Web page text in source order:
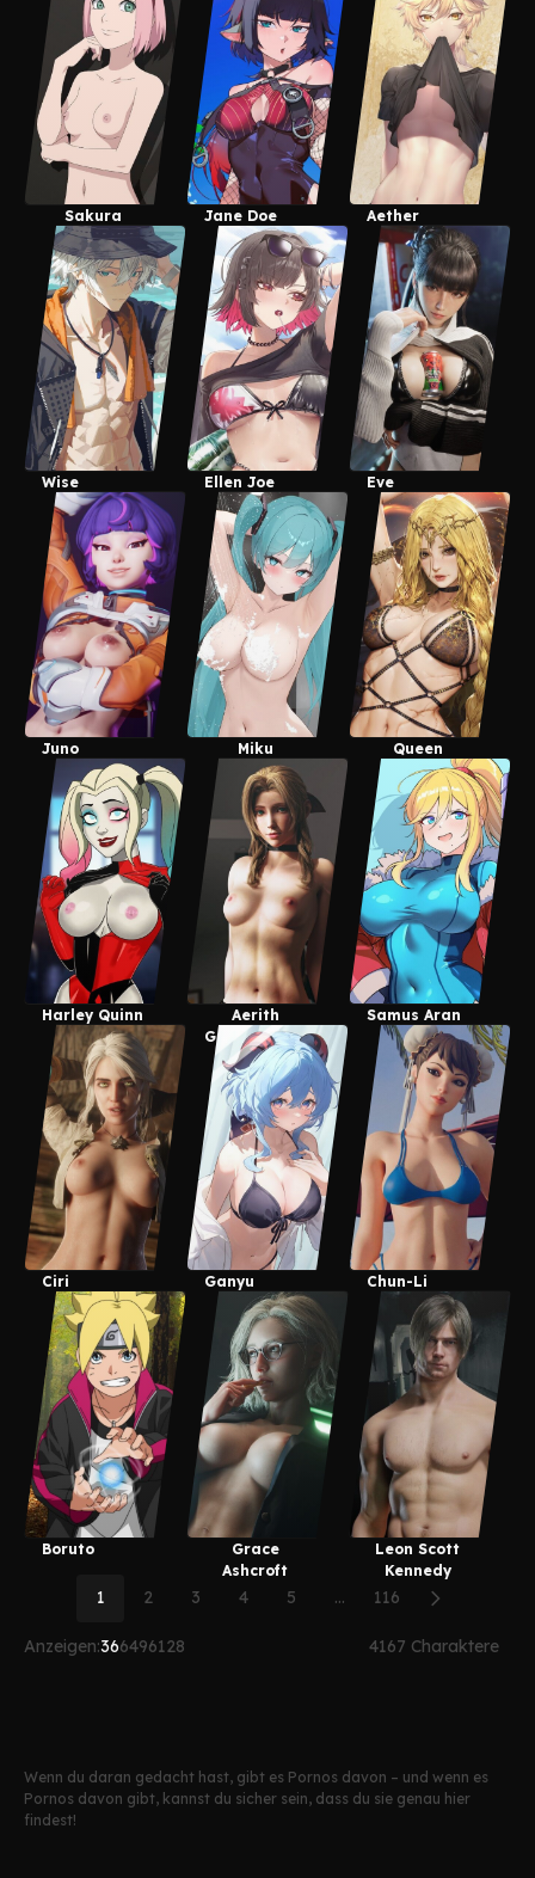
Sakura
Uchiha
Jane Doe Aether
Wise Ellen Joe Eve
Juno
Miku
Hatsune
Queen
Marika
Harley Quinn
Aerith
Gainsboroug
H
Samus Aran
Ciri Ganyu Chun-Li
Boruto
Grace
Ashcroft
Leon Scott
Kennedy
Anzeigen:366496128
1 2 3 4 5 ... 116
4167 Charaktere
Wenn du daran gedacht hast, gibt es Pornos davon – und wenn es
Pornos davon gibt, kannst du sicher sein, dass du sie genau hier
findest!